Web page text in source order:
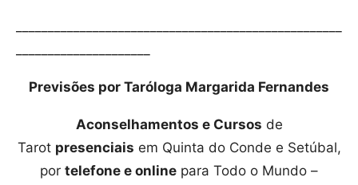
Previsões por Taróloga Margarida Fernandes
Aconselhamentos e Cursos de
Tarot presenciais em Quinta do Conde e Setúbal,
por telefone e online para Todo o Mundo –